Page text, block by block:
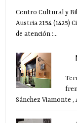
Centro Cultural y
Austria 2154 (1425)
de atención :...
Sánchez Viamonte ,